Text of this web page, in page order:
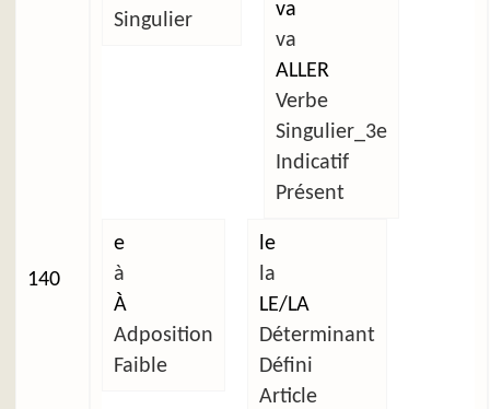
140
Singulier
va
va
ALLER
Verbe
Singulier_3e
Indicatif
Présent
e
à
À
Adposition
Faible
le
la
LE/LA
Déterminant
Défini
Article